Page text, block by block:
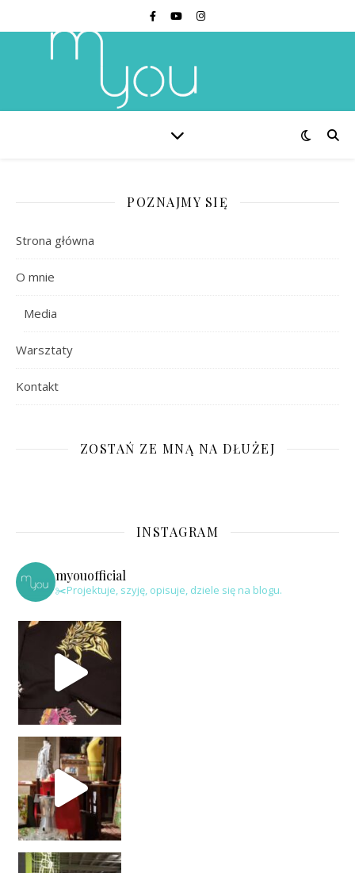
POZNAJMY SIĘ
Strona główna
O mnie
Media
Warsztaty
Kontakt
ZOSTAŃ ZE MNĄ NA DŁUŻEJ
INSTAGRAM
myouofficial
✂️Projektuje, szyję, opisuje, dziele się na blogu.